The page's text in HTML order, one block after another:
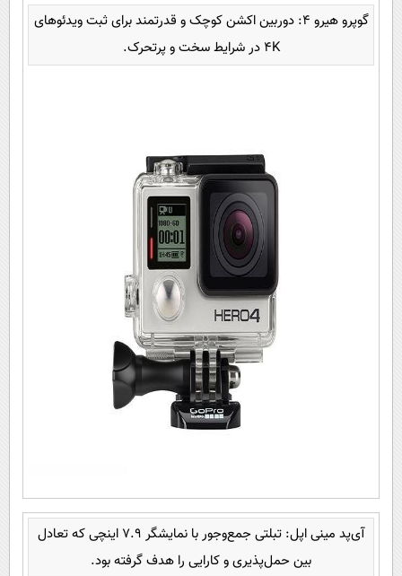
گوپرو هیرو 4: دوربین اکشن کوچک و قدرتمند برای ثبت ویدئوهای
4K در شرایط سخت و پرتحرک.
آی‌پد مینی اپل: تبلتی جمع‌وجور با نمایشگر 7.9 اینچی که تعادل
بین حمل‌پذیری و کارایی را هدف گرفته بود.